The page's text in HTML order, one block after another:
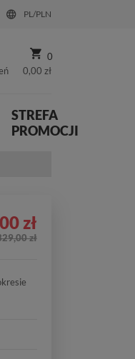
PL/PLN
0
0,00 zł
STREFA
PROMOCJI
zł
zł